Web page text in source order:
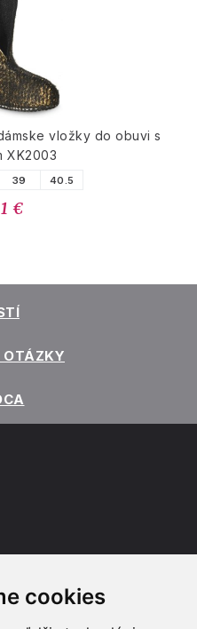
cookies
vložky do obuvi s
XK2003
39 40.5
€
OTÁZKY